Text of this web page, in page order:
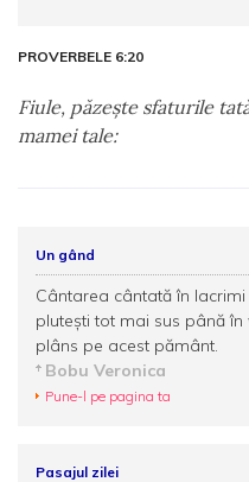
PROVERBELE 6:20
Fiule, păzeşte sfaturile
mamei tale:
Un gând
Cântarea cântată în
pluteşti tot mai sus până
plâns pe acest pământ.
Bobu Veronica
Pune-l pe pagina ta
Pasajul zilei